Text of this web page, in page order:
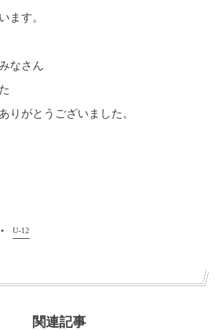
ます。
なさん
りがとうございました。
U-12
関連記事